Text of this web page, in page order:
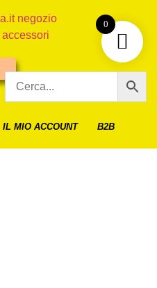
IL MIO ACCOUNT B2B
0